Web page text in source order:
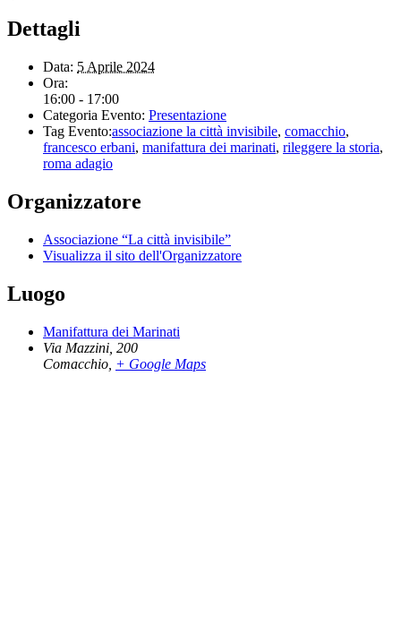
Dettagli
Data: 5 Aprile 2024
Ora:
16:00 - 17:00
Categoria Evento: Presentazione
Tag Evento:associazione la città invisibile, comacchio,
francesco erbani, manifattura dei marinati, rileggere la storia,
roma adagio
Organizzatore
Associazione “La città invisibile”
Visualizza il sito dell'Organizzatore
Luogo
Manifattura dei Marinati
Via Mazzini, 200
Comacchio + Google Maps